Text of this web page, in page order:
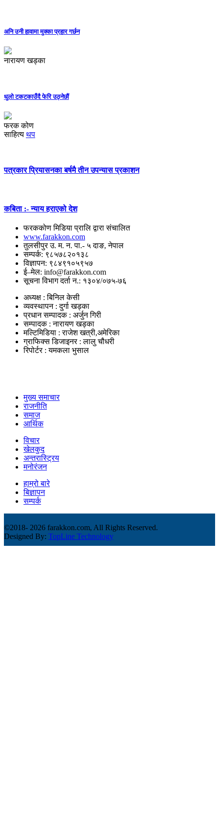
अनि उनी हावामा मुक्का प्रहार गर्छन
नारायण खड्का
धुलो टकटकाउँदै फेरि उठ्नेछौं
फरक कोण
साहित्य थप
पत्रकार प्रियासनका बर्षमै तीन उपन्यास प्रकाशन
कबिता :- न्याय हराएको देश
फरककोण मिडिया प्रालि द्वारा संचालित
www.farakkon.com
तुलसीपुर उ. म. न. पा.- ५ दाङ, नेपाल
सम्पर्क: ९८५७८२०१३८
विज्ञापन: ९८४९१०५९५७
ई–मेल: info@farakkon.com
सूचना विभाग दर्ता न.: १३०४/०७५-७६
अध्यक्ष : बिनिल केसी
व्यवस्थापन : दुर्गा खड्का
प्रधान सम्पादक : अर्जुन गिरी
सम्पादक : नारायण खड्का
मल्टिमिडिया : राजेश खत्री,अमेरिका
ग्राफिक्स डिजाइनर : लालु चौधरी
रिपोर्टर : यमकला भुसाल
मुख्य समाचार
राजनीति
समाज
आर्थिक
विचार
खेलकुद
अन्तरास्ट्रिय
मनोरंजन
हाम्रो बारे
बिज्ञापन
सम्पर्क
©2018- 2026 farakkon.com, All Rights Reserved.
Designed By: TopLine Technology